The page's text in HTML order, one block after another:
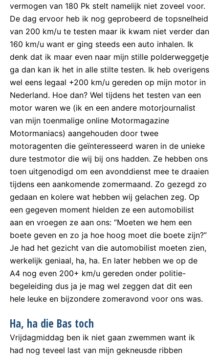
vermogen van 180 Pk stelt namelijk niet zoveel voor.
De dag ervoor heb ik nog geprobeerd de topsnelheid
van 200 km/u te testen maar ik kwam niet verder dan
160 km/u want er ging steeds een auto inhalen. Ik
denk dat ik maar even naar mijn stille polderweggetje
ga dan kan ik het in alle stilte testen. Ik heb overigens
wel eens legaal +200 km/u gereden op mijn motor in
Nederland. Hoe dan? Wel tijdens het testen van een
motor waren we (ik en een andere motorjournalist
van mijn toenmalige online Motormagazine
Motormaniacs) aangehouden door twee
motoragenten die geïnteresseerd waren in de unieke
dure testmotor die wij bij ons hadden. Ze hebben ons
toen uitgenodigd om een avonddienst mee te draaien
tijdens een aankomende zomermaand. Zo gezegd zo
gedaan en kolere wat hebben wij gelachen zeg. Op
een gegeven moment hielden ze een automobilist
aan en vroegen ze aan ons: “Moeten we hem een
boete geven en zo ja hoe hoog moet die boete zijn?”
Je had het gezicht van die automobilist moeten zien,
werkelijk geniaal, ha, ha. En later hebben we op de
A4 nog even 200+ km/u gereden onder politie-
begeleiding dus ja je mag wel zeggen dat dit een
hele leuke en bijzondere zomeravond voor ons was.
Ha, ha die Bas toch
Vrijdagmiddag ben ik niet gaan zwemmen want ik
had nog teveel last van mijn gekneusde ribben